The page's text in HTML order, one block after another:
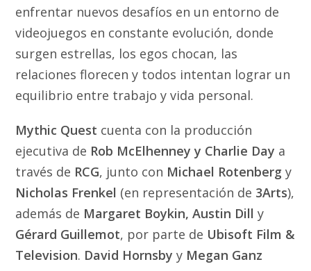
enfrentar nuevos desafíos en un entorno de
videojuegos en constante evolución, donde
surgen estrellas, los egos chocan, las
relaciones florecen y todos intentan lograr un
equilibrio entre trabajo y vida personal.
Mythic Quest cuenta con la producción
ejecutiva de Rob McElhenney y Charlie Day a
través de RCG, junto con Michael Rotenberg y
Nicholas Frenkel (en representación de 3Arts),
además de Margaret Boykin, Austin Dilly
Gérard Guillemot, por parte de Ubisoft Film &
Television. David Hornsby y Megan Ganz